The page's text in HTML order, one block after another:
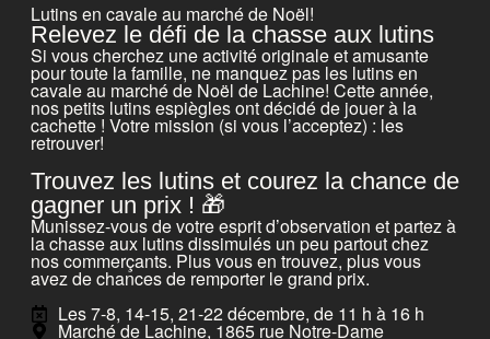
Lutins en cavale au marché de Noël!
Relevez le défi de la chasse aux lutins
Si vous cherchez une activité originale et amusante
pour toute la famille, ne manquez pas les lutins en
cavale au marché de Noël de Lachine! Cette année,
nos petits lutins espiègles ont décidé de jouer à la
cachette ! Votre mission (si vous l’acceptez) : les
retrouver!
Trouvez les lutins et courez la chance de
gagner un prix ! 🎁
Munissez-vous de votre esprit d’observation et partez à
la chasse aux lutins dissimulés un peu partout chez
nos commerçants. Plus vous en trouvez, plus vous
avez de chances de remporter le grand prix.
Les 7-8, 14-15, 21-22 décembre, de 11 h à 16 h
Marché de Lachine, 1865 rue Notre-Dame